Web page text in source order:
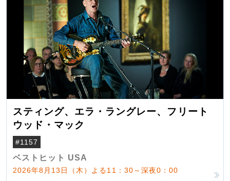
スティング、エラ・ラングレー、フリート
ウッド・マック
#1157
ベストヒット USA
2026年8月13日（木）よる11：30～深夜0：00